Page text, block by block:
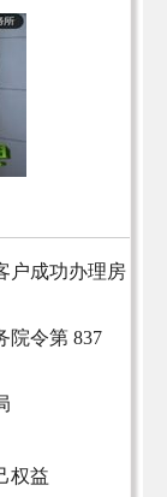
户成功办理房
院令第 837
权益